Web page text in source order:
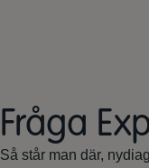
Fråga
Så står man där,